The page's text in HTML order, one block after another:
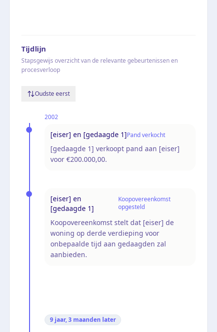
Tijdlijn
Stapsgewijs overzicht van de relevante gebeurtenissen en
procesverloop
Oudste eerst
2002
[eiser] en [gedaagde 1]Pand verkocht
[gedaagde 1] verkoopt pand aan [eiser]
voor €200.000,00.
[eiser] en
[gedaagde 1]
Koopovereenkomst
opgesteld
Koopovereenkomst stelt dat [eiser] de
woning op derde verdieping voor
onbepaalde tijd aan gedaagden zal
aanbieden.
9 jaar, 3 maanden later